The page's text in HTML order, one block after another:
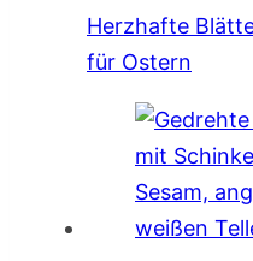
Herzhafte
für Ostern